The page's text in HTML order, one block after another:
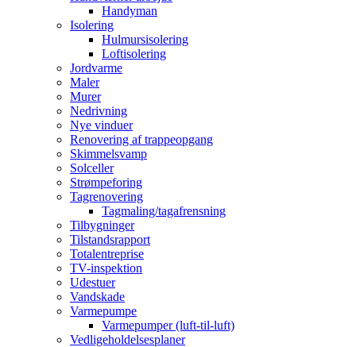
Handyman
Isolering
Hulmursisolering
Loftisolering
Jordvarme
Maler
Murer
Nedrivning
Nye vinduer
Renovering af trappeopgang
Skimmelsvamp
Solceller
Strømpeforing
Tagrenovering
Tagmaling/tagafrensning
Tilbygninger
Tilstandsrapport
Totalentreprise
TV-inspektion
Udestuer
Vandskade
Varmepumpe
Varmepumper (luft-til-luft)
Vedligeholdelsesplaner